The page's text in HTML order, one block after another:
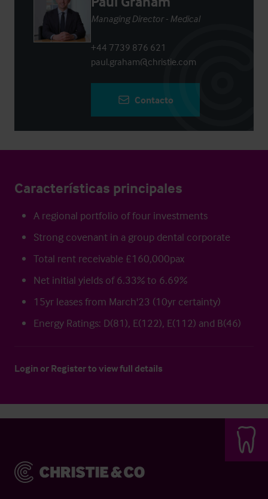
Managing Director - Medical
+44 7739 876 621
paul.graham@christie.com
Contacto
Características principales
A regional portfolio of four investments
Strong covenant in a group dental corporate
Total rent receivable £160,000pax
Net initial yields of 6.33% to 6.69%
15yr leases from March'23 (10yr certainty)
Energy Ratings: D(81), E(122), E(112) and B(46)
Login or Registerto view full details